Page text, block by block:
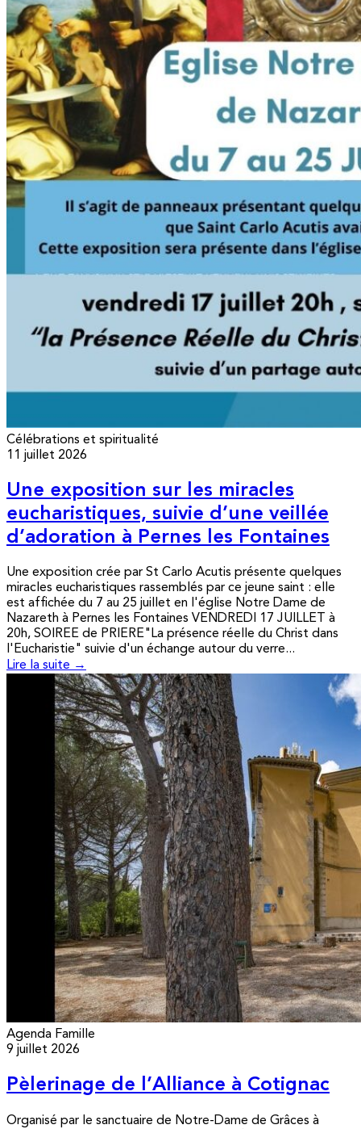
Célébrations et spiritualité
11 juillet 2026
Une exposition sur les miracles
eucharistiques, suivie d’une veillée
d’adoration à Pernes les Fontaines
Une exposition crée par St Carlo Acutis présente quelques
miracles eucharistiques rassemblés par ce jeune saint : elle
est affichée du 7 au 25 juillet en l'église Notre Dame de
Nazareth à Pernes les Fontaines VENDREDI 17 JUILLET à
20h, SOIREE de PRIERE"La présence réelle du Christ dans
l'Eucharistie" suivie d'un échange autour du verre...
Lire la suite →
Agenda Famille
9 juillet 2026
Pèlerinage de l’Alliance à Cotignac
Organisé par le sanctuaire de Notre-Dame de Grâces à